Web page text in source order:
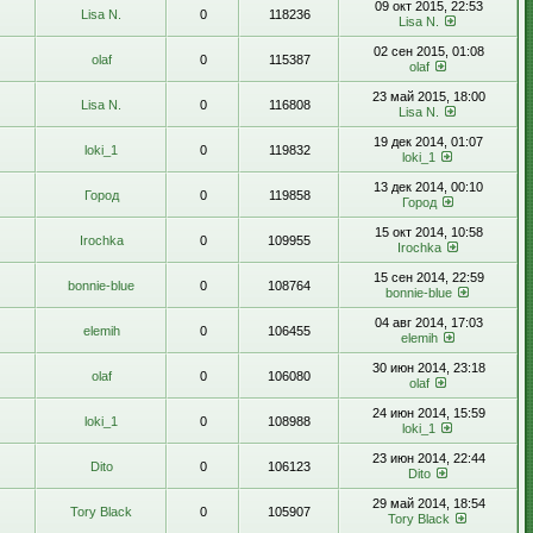
Lisa N. 0 118236
09 окт 2015, 22:53
Lisa N.
olaf 0 115387
02 сен 2015, 01:08
olaf
Lisa N. 0 116808
23 май 2015, 18:00
Lisa N.
loki_1 0 119832
19 дек 2014, 01:07
loki_1
Город 0 119858
13 дек 2014, 00:10
Город
Irochka 0 109955
15 окт 2014, 10:58
Irochka
bonnie-blue 0 108764
15 сен 2014, 22:59
bonnie-blue
elemih 0 106455
04 авг 2014, 17:03
elemih
olaf 0 106080
30 июн 2014, 23:18
olaf
loki_1 0 108988
24 июн 2014, 15:59
loki_1
Dito 0 106123
23 июн 2014, 22:44
Dito
Tory Black 0 105907
29 май 2014, 18:54
Tory Black